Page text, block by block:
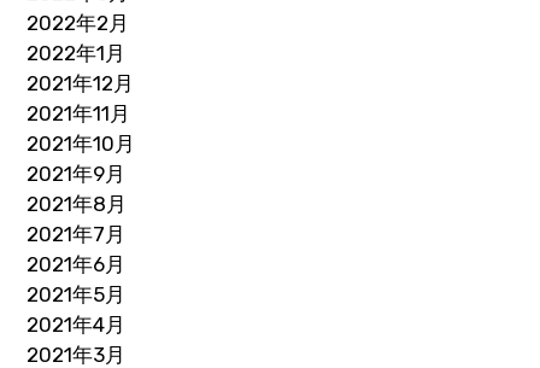
2022年2月
2022年1月
2021年12月
2021年11月
2021年10月
2021年9月
2021年8月
2021年7月
2021年6月
2021年5月
2021年4月
2021年3月